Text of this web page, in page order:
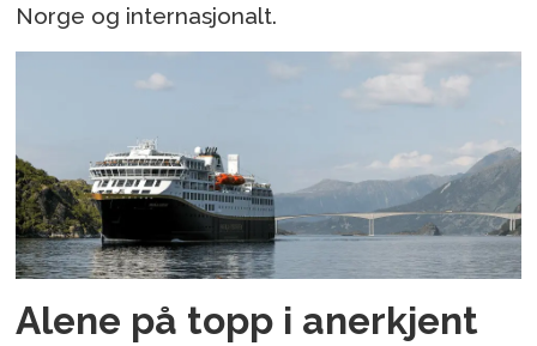
Norge og internasjonalt.
Alene på topp i anerkjent